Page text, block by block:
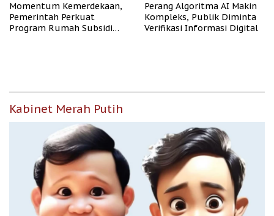
Momentum Kemerdekaan,
Pemerintah Perkuat
Program Rumah Subsidi
Perang Algoritma AI Makin
Kompleks, Publik Diminta
Verifikasi Informasi Digital
Kabinet Merah Putih